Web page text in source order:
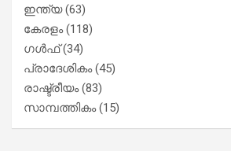
ഇന്ത്യ(63)
കേരളം(118)
ഗൾഫ്(34)
പ്രാദേശികം(45)
രാഷ്ട്രീയം(83)
സാമ്പത്തികം(15)